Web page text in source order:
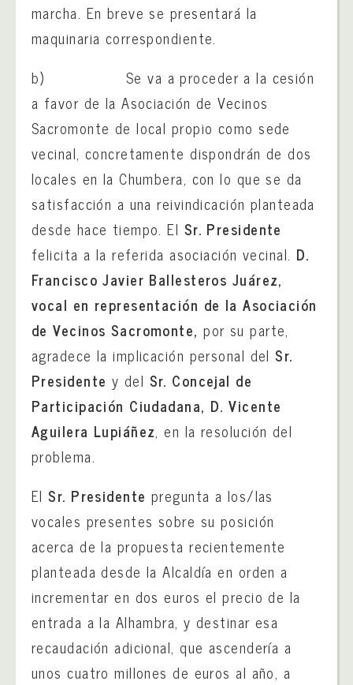
marcha. En breve se presentará la
maquinaria correspondiente.
b) Se va a proceder a la cesión
a favor de la Asociación de Vecinos
Sacromonte de local propio como sede
vecinal, concretamente dispondrán de dos
locales en la Chumbera, con lo que se da
satisfacción a una reivindicación planteada
desde hace tiempo. El Sr. Presidente
felicita a la referida asociación vecinal. D.
Francisco Javier Ballesteros Juárez,
vocal en representación de la Asociación
de Vecinos Sacromonte,por su parte,
agradece la implicación personal delSr.
Presidente y del Sr. Concejal de
Participación Ciudadana, D. Vicente
Aguilera Lupiáñez, en la resolución del
problema.
ElSr. Presidente pregunta a los/las
vocales presentes sobre su posición
acerca de la propuesta recientemente
planteada desde la Alcaldía en orden a
incrementar en dos euros el precio de la
entrada a la Alhambra, y destinar esa
recaudación adicional, que ascendería a
unos cuatro millones de euros al año, a